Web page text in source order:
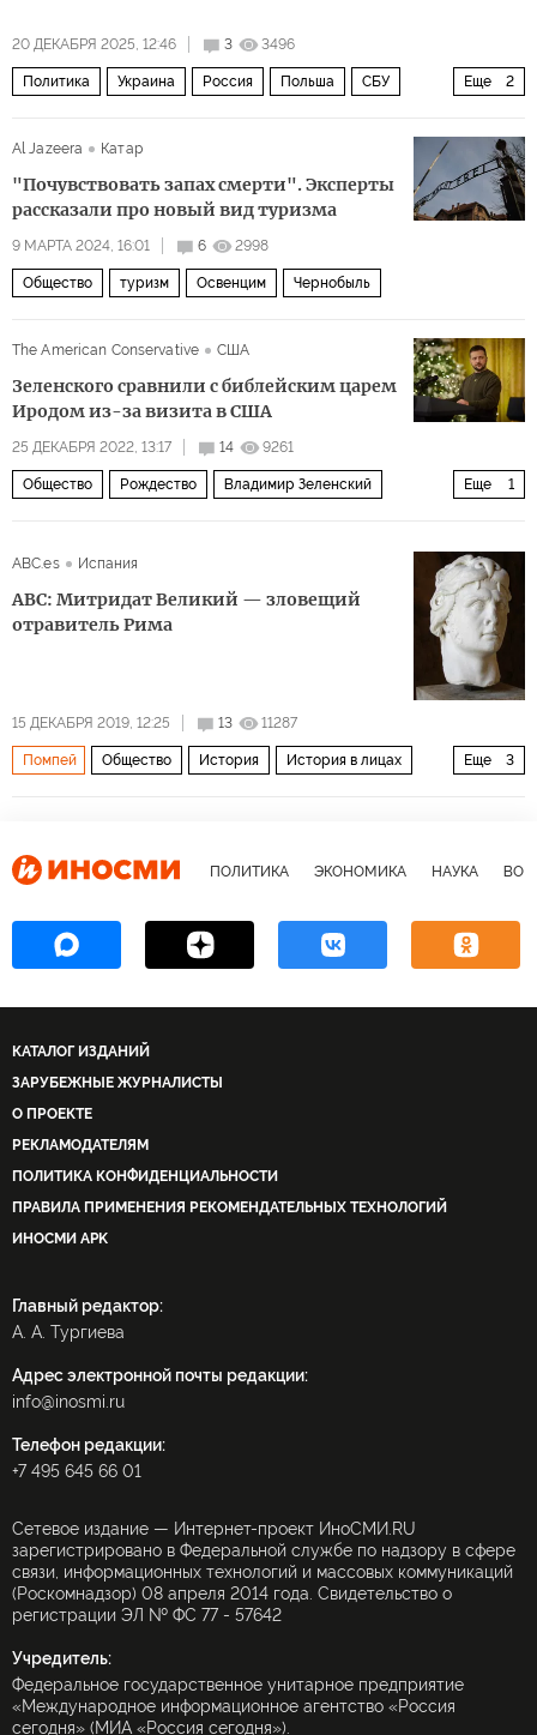
20 ДЕКАБРЯ 2025, 12:46 3 3496
Еще 2
Политика Украина Россия Польша СБУ
Al Jazeera Катар
"Почувствовать запах смерти". Эксперты
рассказали про новый вид туризма
9 МАРТА 2024, 16:01 6 2998
Общество туризм Освенцим Чернобыль
The American Conservative США
Зеленского сравнили с библейским царем
Иродом из-за визита в США
25 ДЕКАБРЯ 2022, 13:17 14 9261
Еще 1
Общество Рождество Владимир Зеленский
ABC.es Испания
ABC: Митридат Великий — зловещий
отравитель Рима
15 ДЕКАБРЯ 2019, 12:25 13 11287
Еще 3
Помпей Общество История История в лицах
ПОЛИТИКА ЭКОНОМИКА НАУКА
КАТАЛОГ ИЗДАНИЙ
ЗАРУБЕЖНЫЕ ЖУРНАЛИСТЫ
О ПРОЕКТЕ
РЕКЛАМОДАТЕЛЯМ
ПОЛИТИКА КОНФИДЕНЦИАЛЬНОСТИ
ПРАВИЛА ПРИМЕНЕНИЯ РЕКОМЕНДАТЕЛЬНЫХ ТЕХНОЛОГИЙ
ИНОСМИ APK
Главный редактор:
А. А. Тургиева
Адрес электронной почты редакции:
info@inosmi.ru
Телефон редакции:
+7 495 645 66 01
Сетевое издание — Интернет-проект ИноСМИ.RU
зарегистрировано в Федеральной службе по надзору в сфере
связи, информационных технологий и массовых коммуникаций
(Роскомнадзор) 08 апреля 2014 года. Свидетельство о
регистрации ЭЛ № ФС 77 - 57642
Учредитель:
Федеральное государственное унитарное предприятие
«Международное информационное агентство «Россия
сегодня» (МИА «Россия сегодня»).